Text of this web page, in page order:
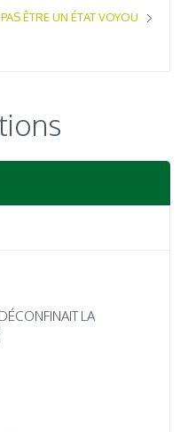
ÊTRE UN ÉTAT VOYOU
LA